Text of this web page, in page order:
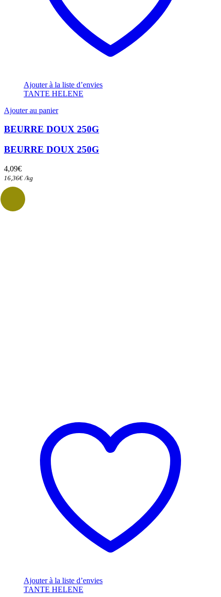
Ajouter à la liste d’envies
TANTE HELENE
Ajouter au panier
BEURRE DOUX 250G
BEURRE DOUX 250G
4,09€
16,36€ /kg
Ajouter à la liste d’envies
TANTE HELENE